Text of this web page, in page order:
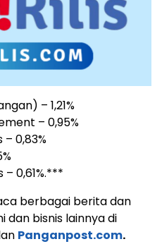
– 1,21%
– 0,95%
– 0,83%
– 0,61%.***
berbagai berita dan
dan bisnis lainnya di
Panganpost.com.